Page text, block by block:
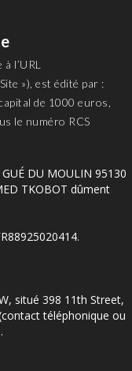
l’URL
»), est édité par :
de 1000 euros,
le numéro RCS
DU MOULIN 95130
TKOBOT dûment
situé 398 11th Street,
téléphonique ou